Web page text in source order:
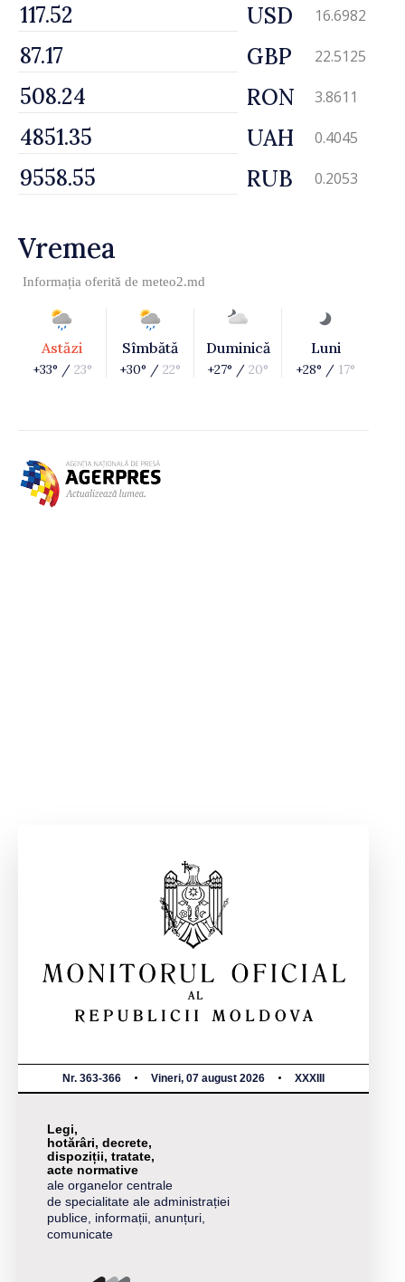
USD 16.6982
GBP 22.5125
RON 3.8611
UAH 0.4045
RUB 0.2053
Vremea
Informația oferită de meteo2.md
Astăzi
+33° / 23°
Sîmbătă
+30° / 22°
Duminică
+27° / 20°
Luni
+28° / 17°
Nr. 363-366 Vineri, 07 august 2026 XXXIII
Legi,
hotărâri, decrete,
dispoziții, tratate,
acte normative
ale organelor centrale
de specialitate ale administrației
publice, informații, anunțuri,
comunicate